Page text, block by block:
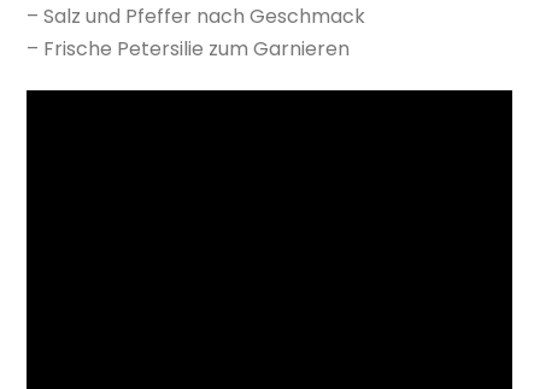
– Salz und Pfeffer nach Geschmack
– Frische Petersilie zum Garnieren